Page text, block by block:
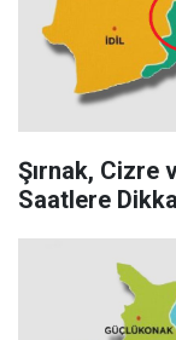
Şırnak, Cizre
Saatlere